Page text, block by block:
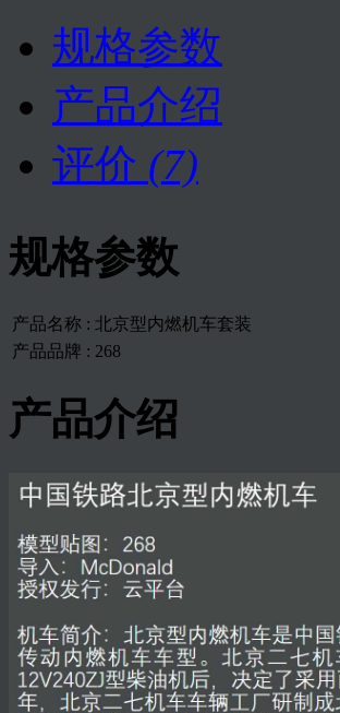
规格参数
产品介绍
评价 (7)
规格参数
产品名称 : 北京型内燃机车套装
产品品牌 : 268
产品介绍